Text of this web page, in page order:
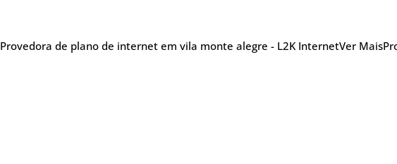
Provedora de plano de internet em vila monte alegre - L2K InternetVer Mais